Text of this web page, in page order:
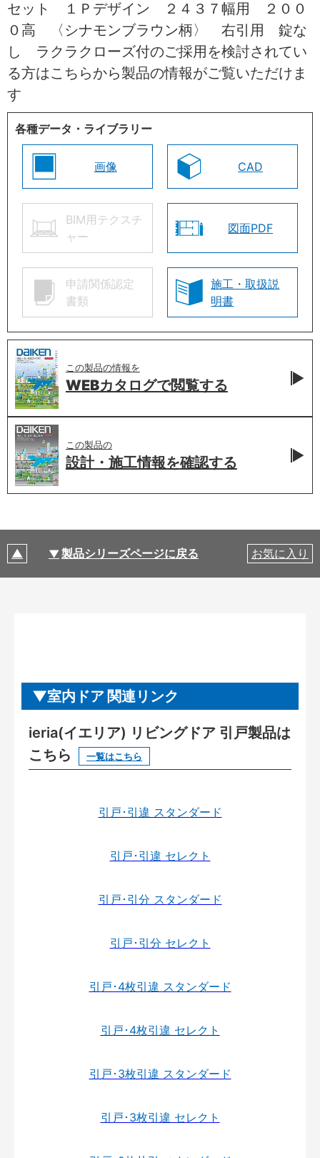
セット １Ｐデザイン ２４３７幅用 ２００
０高 〈シナモンブラウン柄〉 右引用 錠な
し ラクラクローズ付のご採用を検討されてい
る方はこちらから製品の情報がご覧いただけま
す
各種データ・ライブラリー
画像 CAD
BIM用テクスチ
ャー
図面PDF
申請関係認定
書類
施工・取扱説
明書
この製品の情報を
WEBカタログで閲覧する
この製品の
設計・施工情報を確認する
製品シリーズページに戻る お気に入り
室内ドア 関連リンク
ieria(イエリア) リビングドア 引戸製品は
こちら
一覧はこちら
引戸･引違 スタンダード
引戸･引違 セレクト
引戸･引分 スタンダード
引戸･引分 セレクト
引戸･4枚引違 スタンダード
引戸･4枚引違 セレクト
引戸･3枚引違 スタンダード
引戸･3枚引違 セレクト